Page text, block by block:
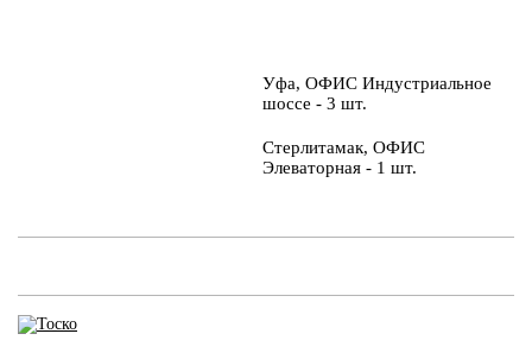
Уфа, ОФИС Индустриальное
шоссе - 3 шт.
Стерлитамак, ОФИС
Элеваторная - 1 шт.